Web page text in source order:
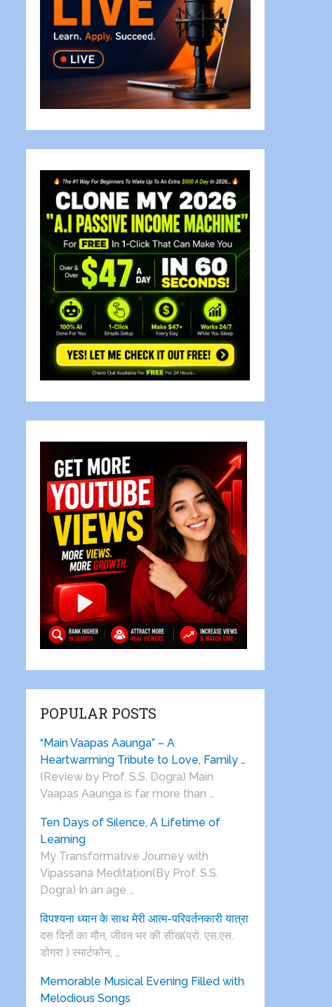
POPULAR POSTS
“Main Vaapas Aaunga” – A
Heartwarming Tribute to Love, Family …
(Review by Prof. S.S. Dogra) Main
Vaapas Aaunga is far more than …
Ten Days of Silence, A Lifetime of
Learning
My Transformative Journey with
Vipassana Meditation(By Prof. S.S.
Dogra) In an age …
विपश्यना ध्यान के साथ मेरी आत्म-परिवर्तनकारी यात्रा
दस दिनों का मौन, जीवन भर की सीख(प्रो. एस.एस.
डोगरा ) स्मार्टफोन, …
Memorable Musical Evening Filled with
Melodious Songs